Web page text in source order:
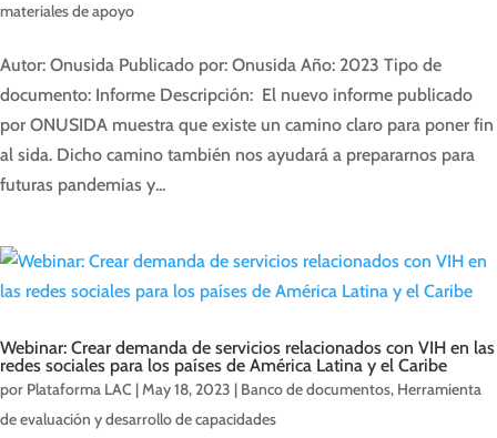
materiales de apoyo
Autor: Onusida Publicado por: Onusida Año: 2023 Tipo de
documento: Informe Descripción: El nuevo informe publicado
por ONUSIDA muestra que existe un camino claro para poner fin
al sida. Dicho camino también nos ayudará a prepararnos para
futuras pandemias y...
Webinar: Crear demanda de servicios relacionados con VIH en las
redes sociales para los países de América Latina y el Caribe
por Plataforma LAC |May 18, 2023 | Banco de documentos, Herramienta
de evaluación y desarrollo de capacidades